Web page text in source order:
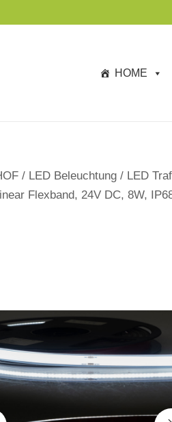
HOME
/ LED Beleuchtung / LED
Flexband, 24V DC, 8W,